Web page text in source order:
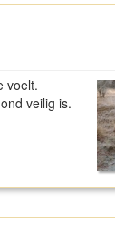
voelt.
veilig is.